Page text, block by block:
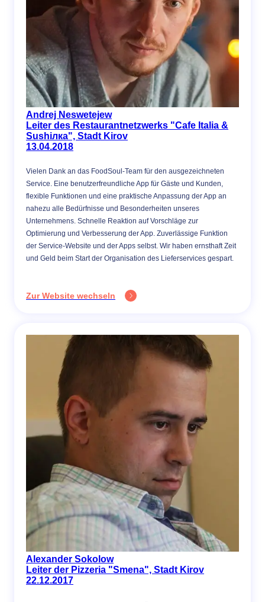
Andrej Neswetejew
Leiter des Restaurantnetzwerks "Cafe Italia &
Sushiлка", Stadt Kirov
13.04.2018
Vielen Dank an das FoodSoul-Team für den ausgezeichneten
Service. Eine benutzerfreundliche App für Gäste und Kunden,
flexible Funktionen und eine praktische Anpassung der App an
nahezu alle Bedürfnisse und Besonderheiten unseres
Unternehmens. Schnelle Reaktion auf Vorschläge zur
Optimierung und Verbesserung der App. Zuverlässige Funktion
der Service-Website und der Apps selbst. Wir haben ernsthaft Zeit
und Geld beim Start der Organisation des Lieferservices gespart.
Zur Website wechseln
Alexander Sokolow
Leiter der Pizzeria "Smena", Stadt Kirov
22.12.2017